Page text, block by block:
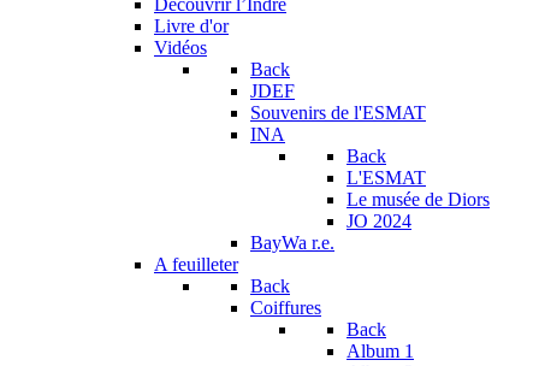
Découvrir l’Indre
Livre d'or
Vidéos
Back
JDEF
Souvenirs de l'ESMAT
INA
Back
L'ESMAT
Le musée de Diors
JO 2024
BayWa r.e.
A feuilleter
Back
Coiffures
Back
Album 1